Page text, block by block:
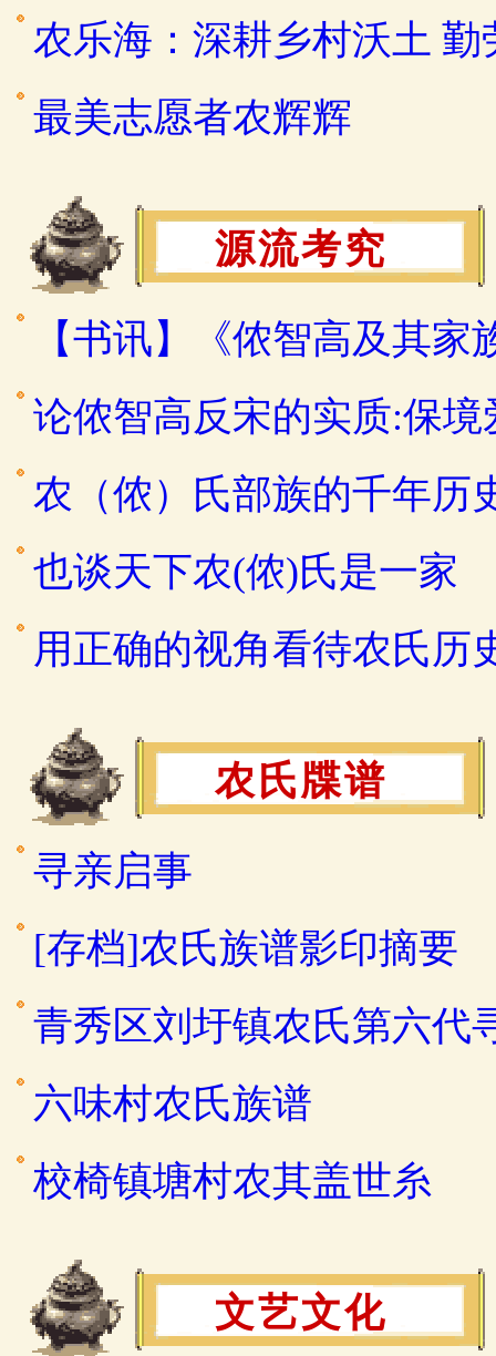
农乐海：深耕乡村沃土
最美志愿者农辉辉
源流考究
【书讯】《侬智高及其
论侬智高反宋的实质:保
农（侬）氏部族的千年历
也谈天下农(侬)氏是一家
用正确的视角看待农氏
农氏牒谱
寻亲启事
[存档]农氏族谱影印摘要
青秀区刘圩镇农氏第六代
六味村农氏族谱
校椅镇塘村农其盖世糸
文艺文化